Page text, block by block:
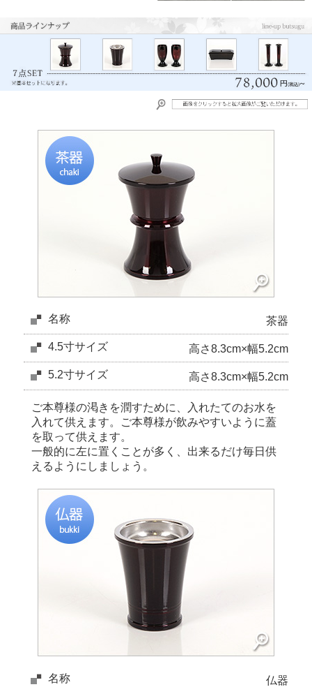
名称 茶器
4.5寸サイズ 高さ8.3cm×幅5.2cm
5.2寸サイズ 高さ8.3cm×幅5.2cm
ご本尊様の渇きを潤すために、入れたてのお水を
入れて供えます。ご本尊様が飲みやすいように蓋
を取って供えます。
一般的に左に置くことが多く、出来るだけ毎日供
えるようにしましょう。
名称 仏器